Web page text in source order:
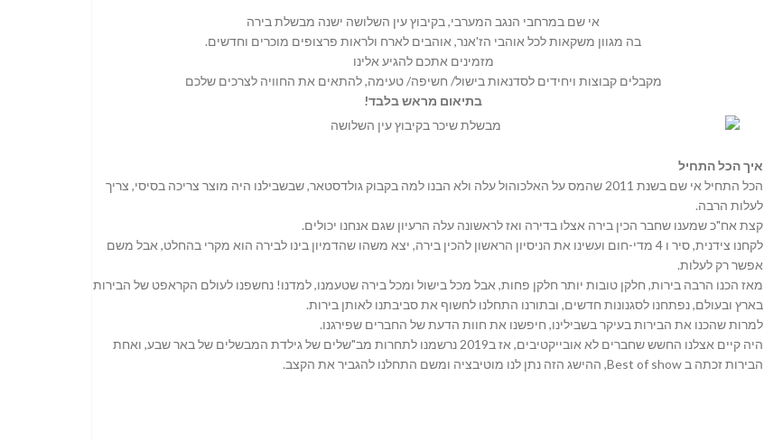
אי שם במרחבי הנגב המערבי, בקיבוץ עין השלושה ישנה מבשלת בירה
בה מגוון משקאות לכל אוהבי הז'אנר, אוהבים לארח ולראות פרצופים מוכרים וחדשים.
מזמינים אתכם להגיע אלינו
מקבלים קבוצות ויחידים לסדנאות בישול/ חשיפה/ טעימה, להתאים את החוויה לצרכים שלכם
בתיאום מראש בלבד!
איך הכל התחיל
הכל התחיל אי שם בשנת 2011 שהמס על האלכוהול עלה ולא הבנו למה בקבוק גולדסטאר, שבשבילנו היה מוצר צריכה בסיסי, צריך
לעלות הרבה.
קצת אח"כ שמענו שחבר הכין בירה אצלו בדירה ואז לראשונה עלה הרעיון שגם אנחנו יכולים.
לקחנו צידנית, סיר ו 4 מדי-חום ועשינו את הניסיון הראשון להכין בירה, יצא משהו שהדמיון בינו לבירה הוא מקרי בהחלט, אבל משם
אפשר רק לעלות.
מאז הכנו הרבה בירות, חלקן טובות יותר חלקן פחות, אבל מכל בישול ומכל בירה שטעמנו, למדנו! נחשפנו לעולם הקראפט של הבירות
בארץ ובעולם, נפתחנו לסגנונות חדשים, ובתורנו התחלנו לחשוף את סביבתנו לאותן בירות.
למרות שהכנו את הבירות בעיקר בשבילינו, חיפשנו את חוות הדעת של החברים שפירגנו.
היה קיים אצלנו החשש שחברים לא אובייקטיבים, אז ב2019 נרשמנו לתחרות מב"שלים של גילדת המבשלים של באר שבע, ואחת
הבירות זכתה ב Best of show, ההישג הזה נתן לנו מוטיבציה ומשם התחלנו להגביר את הקצב.